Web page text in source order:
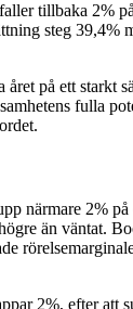
faller tillbaka 2%
steg 39,4%
året på ett starkt
fulla
närmare 2% på
än väntat.
2%, efter att